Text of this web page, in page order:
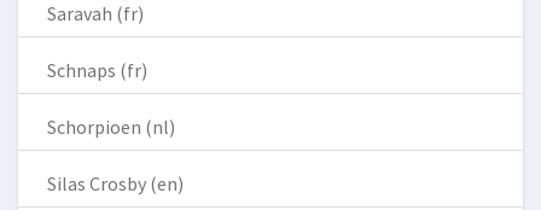
Saravah (fr)
Schnaps (fr)
Schorpioen (nl)
Silas Crosby (en)